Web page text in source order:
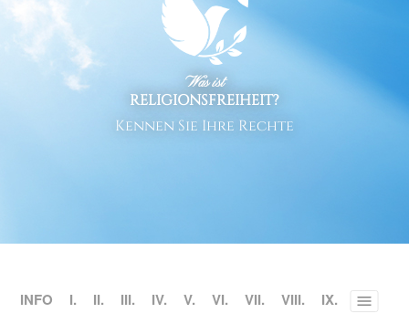
Was ist
RELIGIONSFREIHEIT?
Kennen Sie Ihre Rechte
INFO I. II. III. IV. V. VI. VII. VIII. IX. Toggle